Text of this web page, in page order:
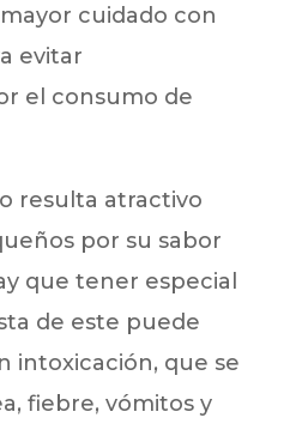
cuidado con
evitar
el consumo de
resulta atractivo
por su sabor
que tener especial
de este puede
intoxicación, que se
fiebre, vómitos y